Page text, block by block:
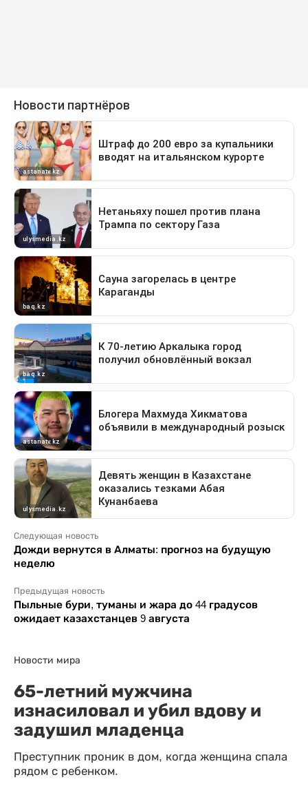
Следующая новость
Дожди вернутся в Алматы: прогноз на будущую
неделю
Предыдущая новость
Пыльные бури, туманы и жара до 44 градусов
ожидает казахстанцев 9 августа
Новости мира
65-летний мужчина
изнасиловал и убил вдову и
задушил младенца
Преступник проник в дом, когда женщина спала
рядом с ребенком.